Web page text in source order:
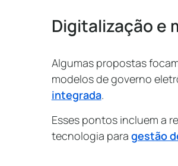
Digitalização e
Algumas propostas
modelos de governo
integrada.
Esses pontos incluem a
tecnologia para gestão